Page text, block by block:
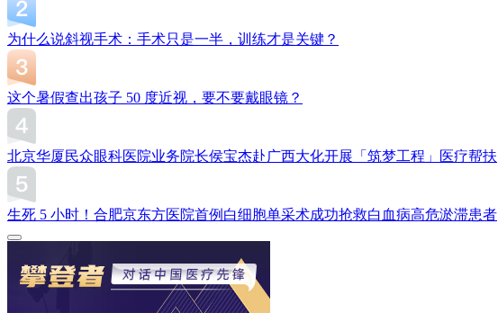
为什么说斜视手术：手术只是一半，训练才是关键？
这个暑假查出孩子 50 度近视，要不要戴眼镜？
北京华厦民众眼科医院业务院长侯宝杰赴广西大化开展「筑梦工程」医疗帮扶
生死 5 小时！合肥京东方医院首例白细胞单采术成功抢救白血病高危淤滞患者